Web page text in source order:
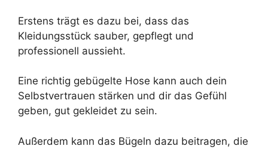
Erstens trägt es dazu bei, dass das
Kleidungsstück sauber, gepflegt und
professionell aussieht.
Eine richtig gebügelte Hose kann auch dein
Selbstvertrauen stärken und dir das Gefühl
geben, gut gekleidet zu sein.
Außerdem kann das Bügeln dazu beitragen, die